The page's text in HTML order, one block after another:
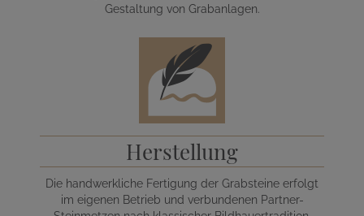
Gestaltung von Grabanlagen.
Herstellung
Die handwerkliche Fertigung der Grabsteine erfolgt
im eigenen Betrieb und verbundenen Partner-